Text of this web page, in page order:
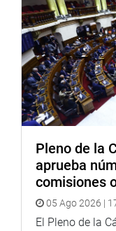
Pleno de la
aprueba
comisiones
05 Ago 2026 |
El Pleno de la